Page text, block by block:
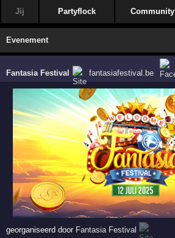
Jij Partyflock Community
Evenement
Fantasia Festival fantasiafestival.be
georganiseerd door Fantasia Festival